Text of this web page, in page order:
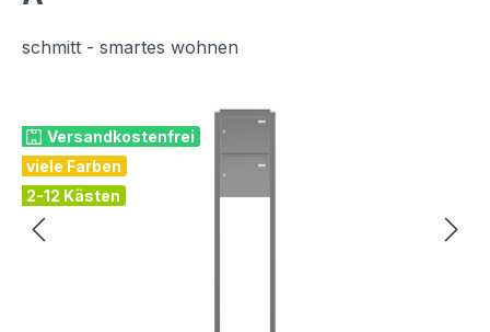
schmitt - smartes wohnen
Versandkostenfrei
viele Farben
2-12 Kästen